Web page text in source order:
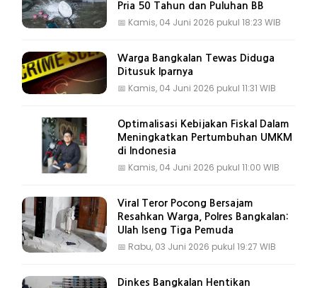
Pria 50 Tahun dan Puluhan BB
📅 Kamis, 04 Juni 2026 pukul 18:23 WIB
Warga Bangkalan Tewas Diduga
Ditusuk Iparnya
📅 Kamis, 04 Juni 2026 pukul 11:31 WIB
Optimalisasi Kebijakan Fiskal Dalam
Meningkatkan Pertumbuhan UMKM
di Indonesia
📅 Kamis, 04 Juni 2026 pukul 11:00 WIB
Viral Teror Pocong Bersajam
Resahkan Warga, Polres Bangkalan:
UIah Iseng Tiga Pemuda
📅 Rabu, 03 Juni 2026 pukul 19:27 WIB
Dinkes Bangkalan Hentikan